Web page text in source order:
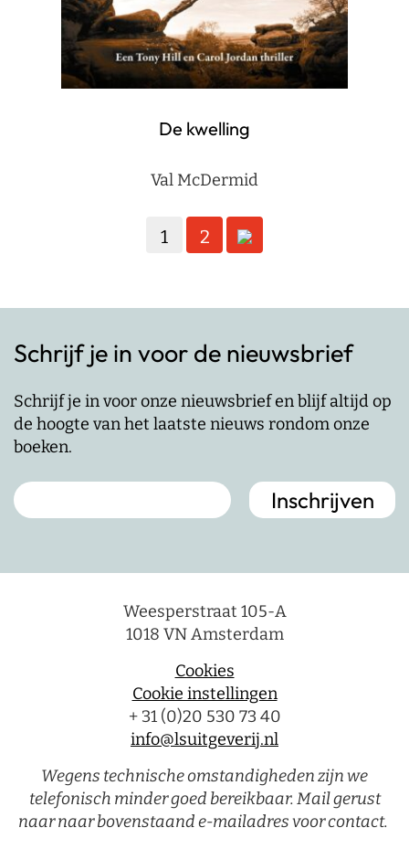
De kwelling
Val McDermid
1 2
Schrijf je in voor de nieuwsbrief
Schrijf je in voor onze nieuwsbrief en blijf altijd op
de hoogte van het laatste nieuws rondom onze
boeken.
Weesperstraat 105-A
1018 VN Amsterdam
Cookies
Cookie instellingen
+ 31 (0)20 530 73 40
info@lsuitgeverij.nl
Wegens technische omstandigheden zijn we
telefonisch minder goed bereikbaar. Mail gerust
naar naar bovenstaand e-mailadres voor contact.